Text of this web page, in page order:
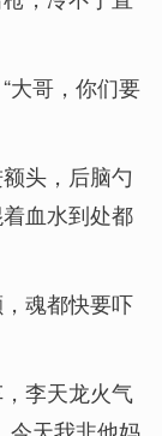
大哥，你们要
头，后脑勺
血水到处都
魂都快要吓
李天龙火气